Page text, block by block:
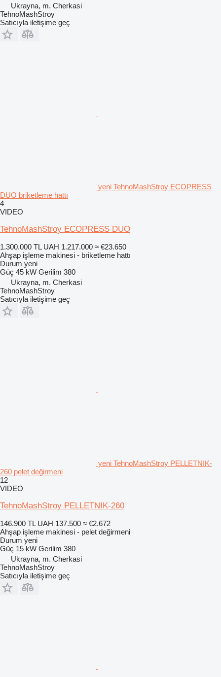
Ukrayna, m. Cherkasi
TehnoMashStroy
Satıcıyla iletişime geç
yeni TehnoMashStroy ECOPRESS
DUO briketleme hattı
4
VIDEO
TehnoMashStroy ECOPRESS DUO
1.300.000 TL UAH 1.217.000 ≈ €23.650
Ahşap işleme makinesi - briketleme hattı
Durum yeni
Güç 45 kW Gerilim 380
Ukrayna, m. Cherkasi
TehnoMashStroy
Satıcıyla iletişime geç
yeni TehnoMashStroy PELLETNIK-
260 pelet değirmeni
12
VIDEO
TehnoMashStroy PELLETNIK-260
146.900 TL UAH 137.500 ≈ €2.672
Ahşap işleme makinesi - pelet değirmeni
Durum yeni
Güç 15 kW Gerilim 380
Ukrayna, m. Cherkasi
TehnoMashStroy
Satıcıyla iletişime geç